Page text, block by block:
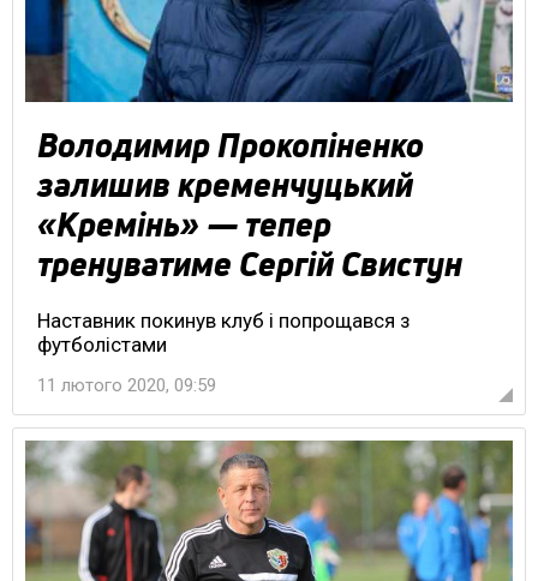
Володимир Прокопіненко
залишив кременчуцький
«Кремінь» — тепер
тренуватиме Сергій Свистун
Наставник покинув клуб і попрощався з
футболістами
11 лютого 2020, 09:59